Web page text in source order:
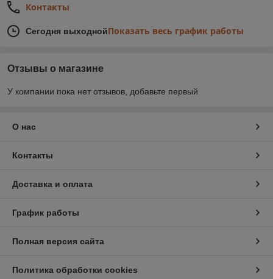
Контакты
Сегодня выходнойПоказать весь график работы
Отзывы о магазине
У компании пока нет отзывов, добавьте первый
О нас
Контакты
Доставка и оплата
График работы
Полная версия сайта
Политика обработки cookies